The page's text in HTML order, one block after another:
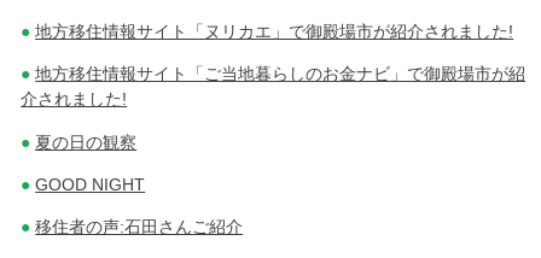
地方移住情報サイト「ヌリカエ」で御殿場市が紹介されました!
地方移住情報サイト「ご当地暮らしのお金ナビ」で御殿場市が紹
介されました!
夏の日の観察
GOOD NIGHT
移住者の声:石田さんご紹介